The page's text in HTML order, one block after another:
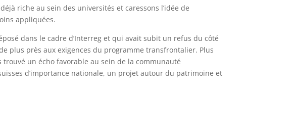
riche au sein des universités et caressons l’idée de
appliquées.
dans le cadre d’Interreg et qui avait subit un refus du côté
plus près aux exigences du programme transfrontalier. Plus
un écho favorable au sein de la communauté
d’importance nationale, un projet autour du patrimoine et